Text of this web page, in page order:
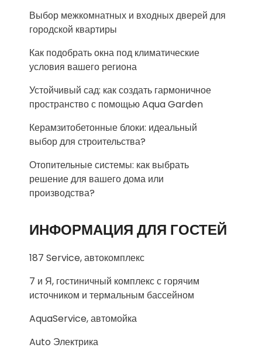
Выбор межкомнатных и входных дверей для
городской квартиры
Как подобрать окна под климатические
условия вашего региона
Устойчивый сад: как создать гармоничное
пространство с помощью Aqua Garden
Керамзитобетонные блоки: идеальный
выбор для строительства?
Отопительные системы: как выбрать
решение для вашего дома или
производства?
ИНФОРМАЦИЯ ДЛЯ ГОСТЕЙ
187 Service, автокомплекс
7 и Я, гостиничный комплекс с горячим
источником и термальным бассейном
AquaService, автомойка
Auto Электрика